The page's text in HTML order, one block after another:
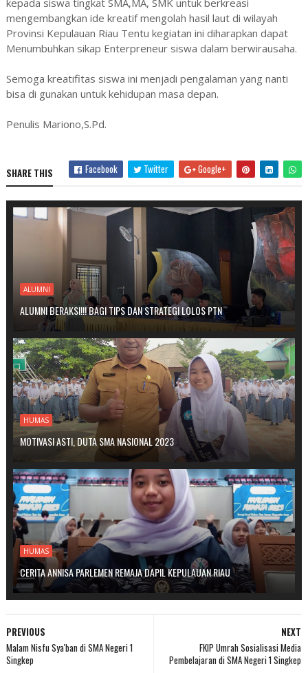
mengembangkan ide kreatif mengolah hasil laut di wilayah
Provinsi Kepulauan Riau Tentu kegiatan ini diharapkan dapat
Menumbuhkan sikap Enterpreneur siswa dalam berwirausaha.
Semoga kreatifitas siswa ini menjadi pengalaman yang nanti
bisa di gunakan untuk kehidupan masa depan.
Penulis Mariono,S.Pd.
SHARE THIS Facebook Twitter Google+
ALUMNI
ALUMNI BERAKSI!!! BAGI TIPS DAN STRATEGI LOLOS PTN
HUMAS
MOTIVASI ASTI, DUTA SMA NASIONAL 2023
HUMAS
CERITA ANNISA PARLEMEN REMAJA DAPIL KEPULAUAN RIAU
NEXT
FKIP Umrah Sosialisasi Media
Pembelajaran di SMA Negeri 1 Singkep
PREVIOUS
Malam Nisfu Sya'ban di SMA Negeri 1
Singkep